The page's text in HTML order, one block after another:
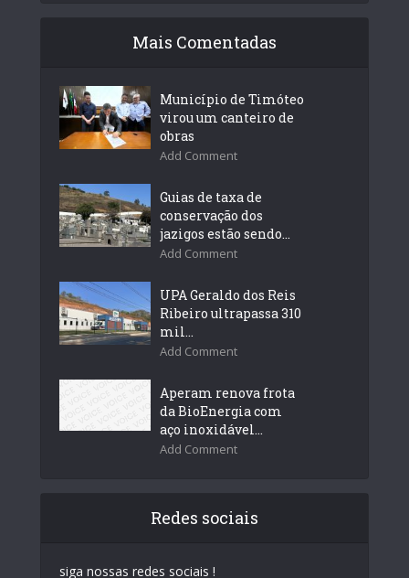
Mais Comentadas
Município de Timóteo
virou um canteiro de
obras
Add Comment
Guias de taxa de
conservação dos
jazigos estão sendo...
Add Comment
UPA Geraldo dos Reis
Ribeiro ultrapassa 310
mil...
Add Comment
Aperam renova frota
da BioEnergia com
aço inoxidável...
Add Comment
Redes sociais
siga nossas redes sociais !